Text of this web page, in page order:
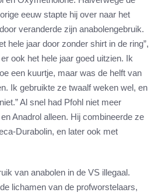
eeuw stapte hij over naar het
veranderde zijn anabolengebruik.
hele jaar door zonder shirt in de ring”,
ook het hele jaar goed uitzien. Ik
een kuurtje, maar was de helft van
Ik gebruikte ze twaalf weken wel, en
Al snel had Pfohl niet meer
Anadrol alleen. Hij combineerde ze
Durabolin, en later ook met
van anabolen in de VS illegaal.
lichamen van de profworstelaars,